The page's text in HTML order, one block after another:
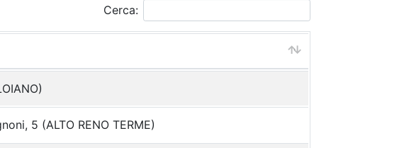
Cerca:
5 (ALTO RENO TERME)